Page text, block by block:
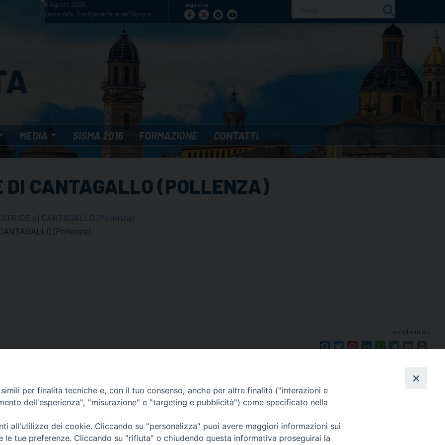
6 Agosto 2026
Festa della Trasfigurazione del Signore
seguici su
per:
MEDIA SISMA 2016 FORMAZIONE CONTATTI
CANTAGALLO (POLLENZA)
di CANTAGALLO (Pollenza)
(Pollenza)
condividi su
FacebookTwitterPinterestLinkedInWhatsApp
– Macerata (MC)
Dal lunedì al sabato dalle 9.30 alle 12.00.
per finalità tecniche e, con il tuo consenso, anche per altre finalità ("interazioni e
dell'esperienza", "misurazione" e "targeting e pubblicità") come specificato nella
all'utilizzo dei cookie. Cliccando su "personalizza" puoi avere maggiori informazioni sui
le tue preferenze. Cliccando su "rifiuta" o chiudendo questa informativa proseguirai la